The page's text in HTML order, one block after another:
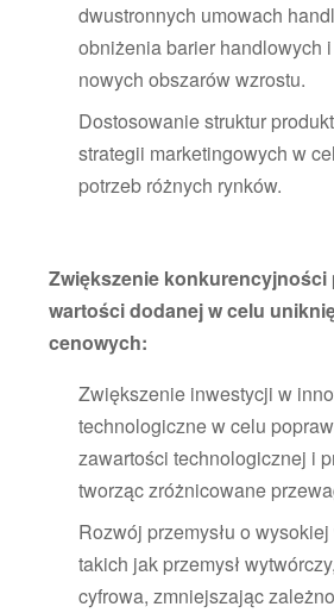
dwustronnych umowach
obniżenia barier handlowych
nowych obszarów wzrostu.
Dostosowanie struktur
strategii marketingowych w
potrzeb różnych rynków.
Zwiększenie
wartości dodanej w celu
cenowych:
Zwiększenie inwestycji w
technologiczne w celu
zawartości technologicznej i
tworząc zróżnicowane
Rozwój przemysłu o
takich jak przemysł
cyfrowa, zmniejszając